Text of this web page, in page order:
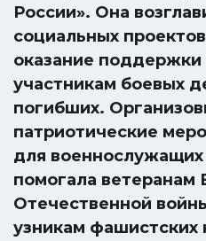
России». Она
социальных
оказание поддержки
участникам боевых
погибших.
патриотические
для военнослужащих
помогала ветеранам
Отечественной
узникам фашистских